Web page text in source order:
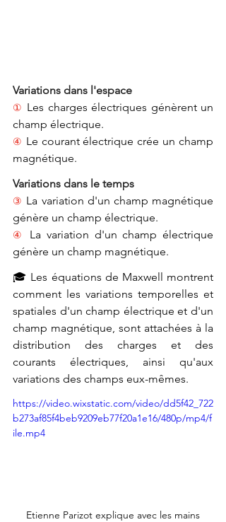
Variations dans l'espace
① Les charges électriques génèrent un
champ électrique.
④ Le courant électrique crée un champ
magnétique.
Variations dans le temps
③ La variation d'un champ magnétique
génère un champ électrique.
④ La variation d'un champ électrique
génère un champ magnétique.
🎓 Les équations de Maxwell montrent
comment les variations temporelles et
spatiales d'un champ électrique et d'un
champ magnétique, sont attachées à la
distribution des charges et des
courants électriques, ainsi qu'aux
variations des champs eux-mêmes.
https://video.wixstatic.com/video/dd5f42_722
b273af85f4beb9209eb77f20a1e16/480p/mp4/f
ile.mp4
Etienne Parizot explique avec les mains